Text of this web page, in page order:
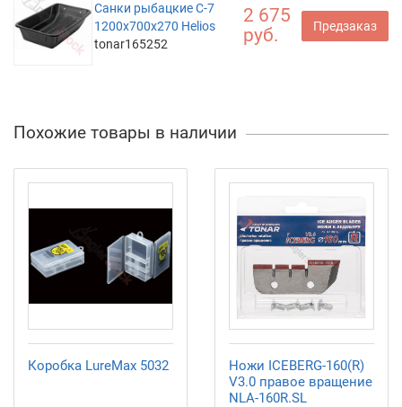
Санки рыбацкие С-7
1200х700х270 Helios
tonar165252
2 675
руб.
Предзаказ
Похожие товары в наличии
Коробка LureMax 5032
Ножи ICEBERG-160(R)
V3.0 правое вращение
NLA-160R.SL